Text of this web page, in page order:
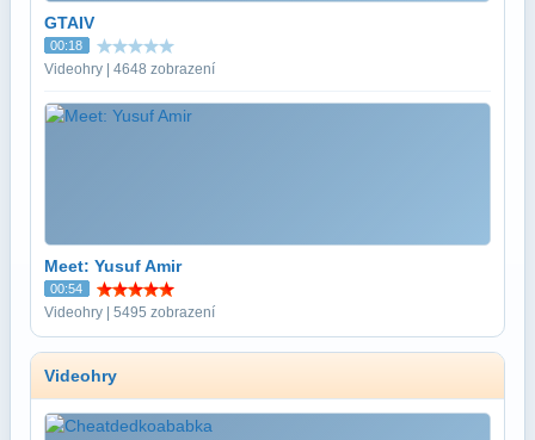
GTAIV
00:18
Videohry | 4648 zobrazení
Meet: Yusuf Amir
00:54
Videohry | 5495 zobrazení
Videohry